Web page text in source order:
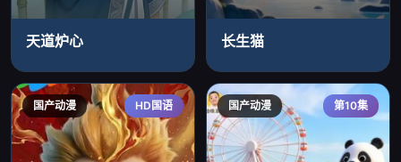
天道炉心 长生猫
国产动漫 HD国语 国产动漫 第10集